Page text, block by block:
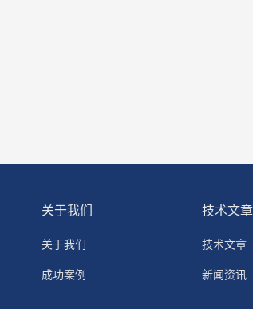
关于我们
关于我们
成功案例
技术文章
技术文章
新闻资讯